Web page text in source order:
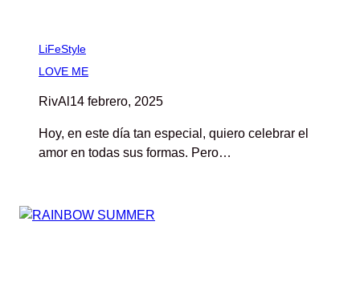
LiFeStyle
LOVE ME
RivAl 14 febrero, 2025
Hoy, en este día tan especial, quiero celebrar el
amor en todas sus formas. Pero…